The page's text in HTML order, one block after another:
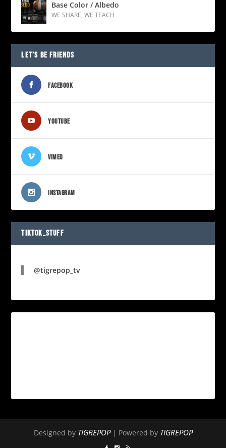
Base Color / Albedo
WE SHARE,WE TEACH
LET’S BE FRIENDS
FACEBOOK
YOUTUBE
VIMEO
INSTAGRAM
TIKTOK_STUFF
@tigrepop_tv
Designed by TIGREPOP| Powered by TIGREPOP